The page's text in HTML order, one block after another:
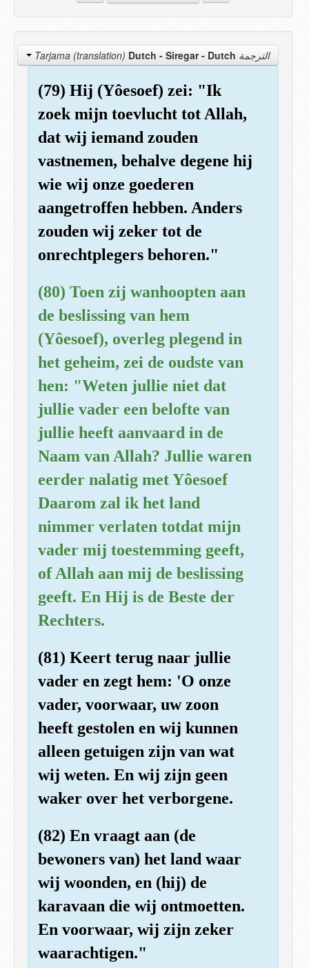
الترجمة Tarjama (translation) Dutch - Siregar- Dutch
(79) Hij (Yôesoef) zei: "Ik
zoek mijn toevlucht tot Allah,
dat wij iemand zouden
vastnemen, behalve degene hij
wie wij onze goederen
aangetroffen hebben. Anders
zouden wij zeker tot de
onrechtplegers behoren."
(80) Toen zij wanhoopten aan
de beslissing van hem
(Yôesoef), overleg plegend in
het geheim, zei de oudste van
hen: "Weten jullie niet dat
jullie vader een belofte van
jullie heeft aanvaard in de
Naam van Allah? Jullie waren
eerder nalatig met Yôesoef
Daarom zal ik het land
nimmer verlaten totdat mijn
vader mij toestemming geeft,
of Allah aan mij de beslissing
geeft. En Hij is de Beste der
Rechters.
(81) Keert terug naar jullie
vader en zegt hem: 'O onze
vader, voorwaar, uw zoon
heeft gestolen en wij kunnen
alleen getuigen zijn van wat
wij weten. En wij zijn geen
waker over het verborgene.
(82) En vraagt aan (de
bewoners van) het land waar
wij woonden, en (hij) de
karavaan die wij ontmoetten.
En voorwaar, wij zijn zeker
waarachtigen."